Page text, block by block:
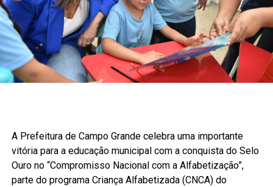
A Prefeitura de Campo Grande celebra uma importante
vitória para a educação municipal com a conquista do Selo
Ouro no “Compromisso Nacional com a Alfabetização”,
parte do programa Criança Alfabetizada (CNCA) do